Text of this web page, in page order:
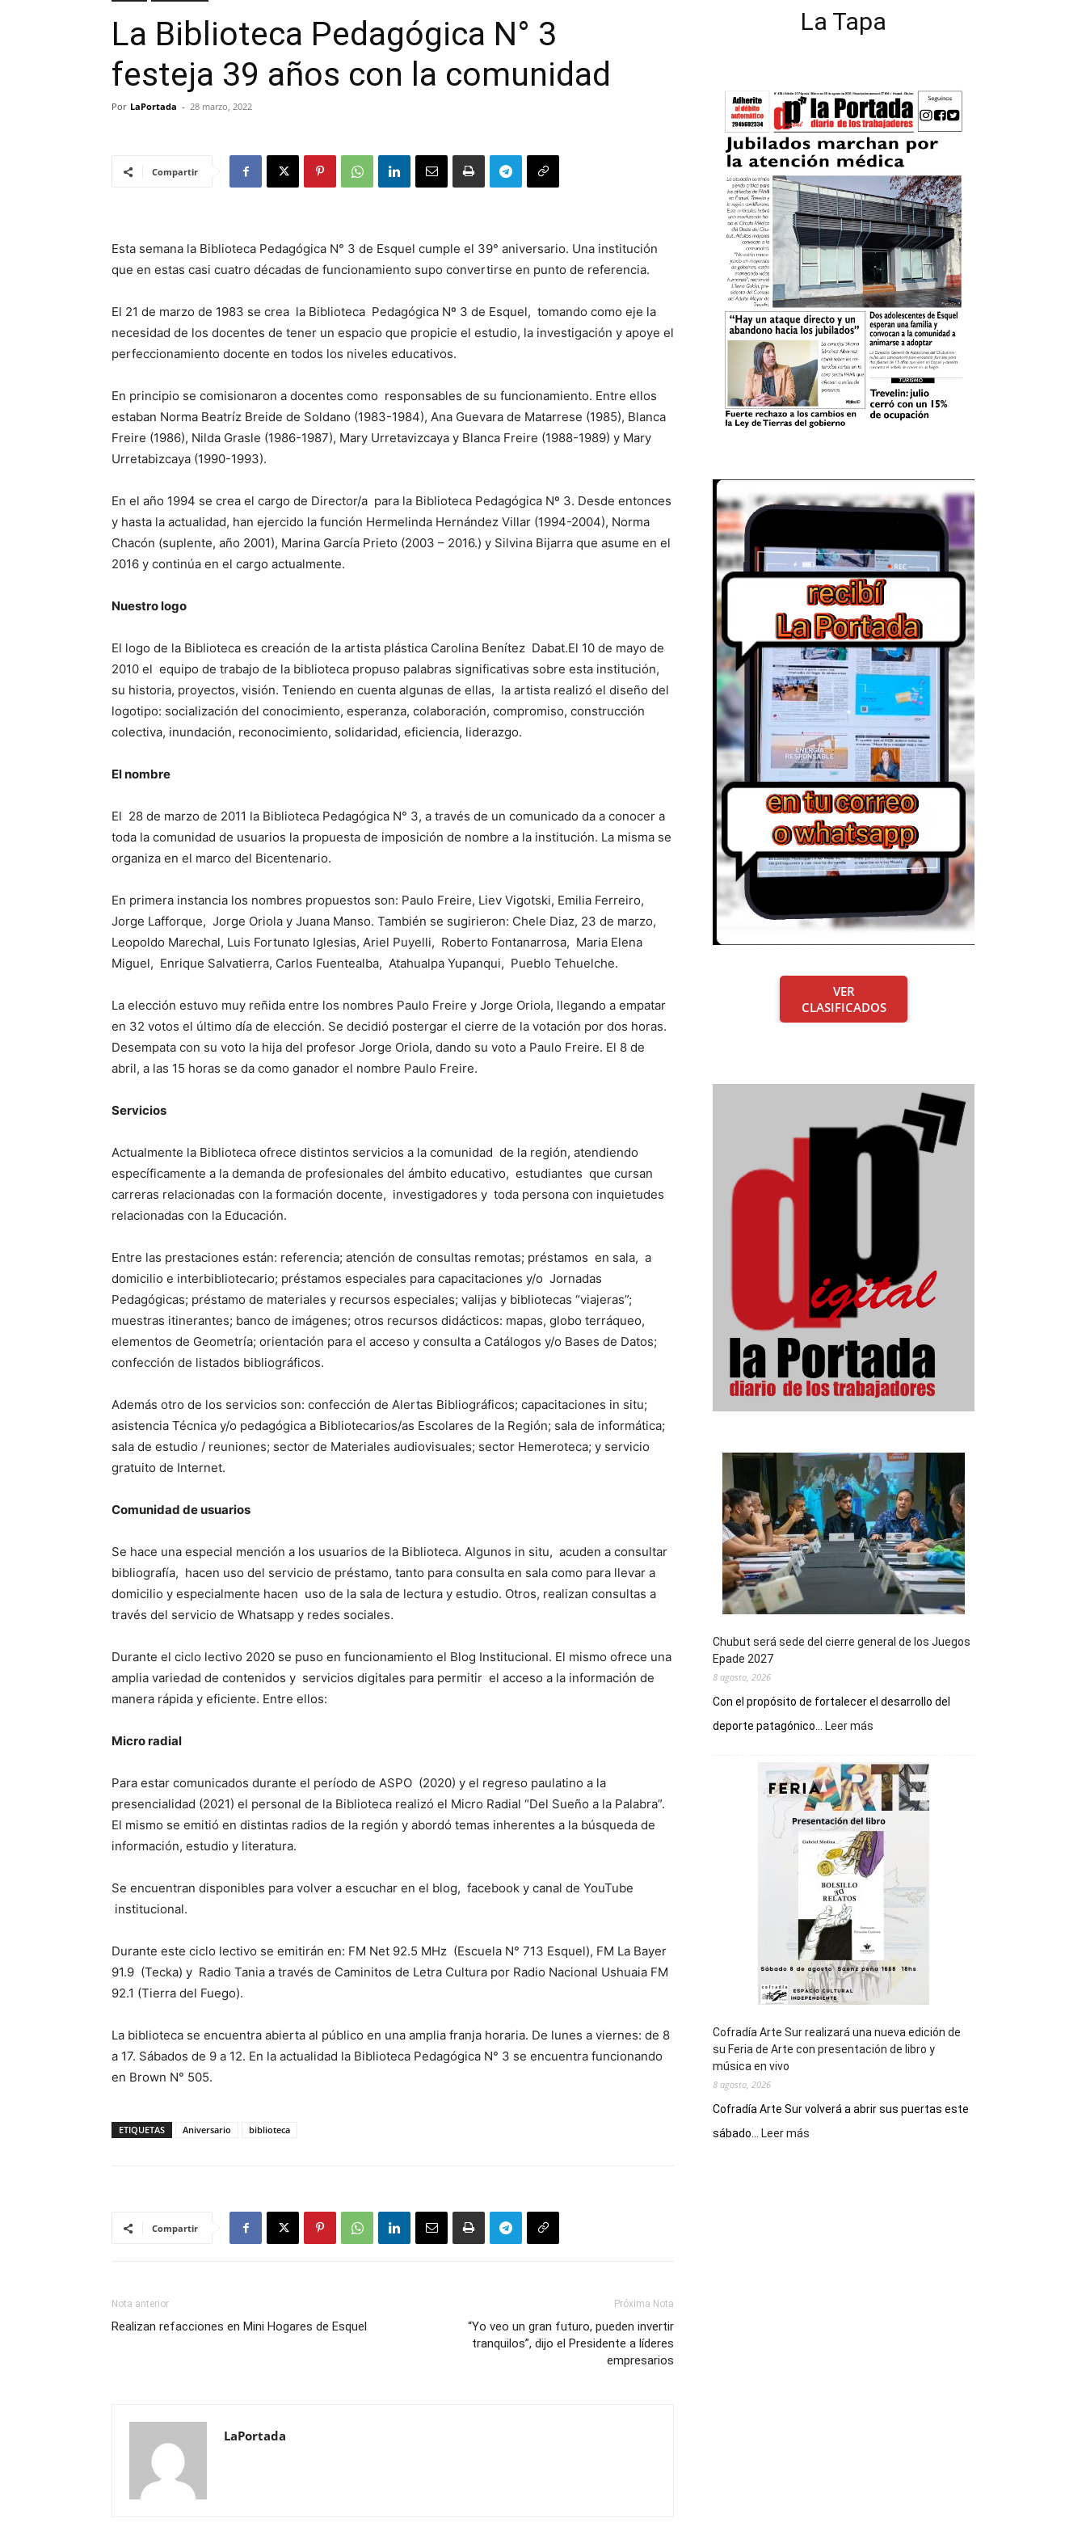
La Biblioteca Pedagógica N° 3
festeja 39 años con la comunidad
Por LaPortada - 28 marzo, 2022
Compartir
Esta semana la Biblioteca Pedagógica N° 3 de Esquel cumple el 39° aniversario. Una institución
que en estas casi cuatro décadas de funcionamiento supo convertirse en punto de referencia.
El 21 de marzo de 1983 se crea la Biblioteca Pedagógica Nº 3 de Esquel, tomando como eje la
necesidad de los docentes de tener un espacio que propicie el estudio, la investigación y apoye el
perfeccionamiento docente en todos los niveles educativos.
En principio se comisionaron a docentes como responsables de su funcionamiento. Entre ellos
estaban Norma Beatríz Breide de Soldano (1983-1984), Ana Guevara de Matarrese (1985), Blanca
Freire (1986), Nilda Grasle (1986-1987), Mary Urretavizcaya y Blanca Freire (1988-1989) y Mary
Urretabizcaya (1990-1993).
En el año 1994 se crea el cargo de Director/a para la Biblioteca Pedagógica Nº 3. Desde entonces
y hasta la actualidad, han ejercido la función Hermelinda Hernández Villar (1994-2004), Norma
Chacón (suplente, año 2001), Marina García Prieto (2003 – 2016.) y Silvina Bijarra que asume en el
2016 y continúa en el cargo actualmente.
Nuestro logo
El logo de la Biblioteca es creación de la artista plástica Carolina Benítez Dabat.El 10 de mayo de
2010 el equipo de trabajo de la biblioteca propuso palabras significativas sobre esta institución,
su historia, proyectos, visión. Teniendo en cuenta algunas de ellas, la artista realizó el diseño del
logotipo: socialización del conocimiento, esperanza, colaboración, compromiso, construcción
colectiva, inundación, reconocimiento, solidaridad, eficiencia, liderazgo.
El nombre
El 28 de marzo de 2011 la Biblioteca Pedagógica N° 3, a través de un comunicado da a conocer a
toda la comunidad de usuarios la propuesta de imposición de nombre a la institución. La misma se
organiza en el marco del Bicentenario.
En primera instancia los nombres propuestos son: Paulo Freire, Liev Vigotski, Emilia Ferreiro,
Jorge Lafforque, Jorge Oriola y Juana Manso. También se sugirieron: Chele Diaz, 23 de marzo,
Leopoldo Marechal, Luis Fortunato Iglesias, Ariel Puyelli, Roberto Fontanarrosa, Maria Elena
Miguel, Enrique Salvatierra, Carlos Fuentealba, Atahualpa Yupanqui, Pueblo Tehuelche.
La elección estuvo muy reñida entre los nombres Paulo Freire y Jorge Oriola, llegando a empatar
en 32 votos el último día de elección. Se decidió postergar el cierre de la votación por dos horas.
Desempata con su voto la hija del profesor Jorge Oriola, dando su voto a Paulo Freire. El 8 de
abril, a las 15 horas se da como ganador el nombre Paulo Freire.
Servicios
Actualmente la Biblioteca ofrece distintos servicios a la comunidad de la región, atendiendo
específicamente a la demanda de profesionales del ámbito educativo, estudiantes que cursan
carreras relacionadas con la formación docente, investigadores y toda persona con inquietudes
relacionadas con la Educación.
Entre las prestaciones están: referencia; atención de consultas remotas; préstamos en sala, a
domicilio e interbibliotecario; préstamos especiales para capacitaciones y/o Jornadas
Pedagógicas; préstamo de materiales y recursos especiales; valijas y bibliotecas “viajeras”;
muestras itinerantes; banco de imágenes; otros recursos didácticos: mapas, globo terráqueo,
elementos de Geometría; orientación para el acceso y consulta a Catálogos y/o Bases de Datos;
confección de listados bibliográficos.
Además otro de los servicios son: confección de Alertas Bibliográficos; capacitaciones in situ;
asistencia Técnica y/o pedagógica a Bibliotecarios/as Escolares de la Región; sala de informática;
sala de estudio / reuniones; sector de Materiales audiovisuales; sector Hemeroteca; y servicio
gratuito de Internet.
Comunidad de usuarios
Se hace una especial mención a los usuarios de la Biblioteca. Algunos in situ, acuden a consultar
bibliografía, hacen uso del servicio de préstamo, tanto para consulta en sala como para llevar a
domicilio y especialmente hacen uso de la sala de lectura y estudio. Otros, realizan consultas a
través del servicio de Whatsapp y redes sociales.
Durante el ciclo lectivo 2020 se puso en funcionamiento el Blog Institucional. El mismo ofrece una
amplia variedad de contenidos y servicios digitales para permitir el acceso a la información de
manera rápida y eficiente. Entre ellos:
Micro radial
Para estar comunicados durante el período de ASPO (2020) y el regreso paulatino a la
presencialidad (2021) el personal de la Biblioteca realizó el Micro Radial “Del Sueño a la Palabra”.
El mismo se emitió en distintas radios de la región y abordó temas inherentes a la búsqueda de
información, estudio y literatura.
Se encuentran disponibles para volver a escuchar en el blog, facebook y canal de YouTube
institucional.
Durante este ciclo lectivo se emitirán en: FM Net 92.5 MHz (Escuela N° 713 Esquel), FM La Bayer
91.9 (Tecka) y Radio Tania a través de Caminitos de Letra Cultura por Radio Nacional Ushuaia FM
92.1 (Tierra del Fuego).
La biblioteca se encuentra abierta al público en una amplia franja horaria. De lunes a viernes: de 8
a 17. Sábados de 9 a 12. En la actualidad la Biblioteca Pedagógica N° 3 se encuentra funcionando
en Brown N° 505.
ETIQUETAS Aniversario biblioteca
Compartir
Nota anterior
Realizan refacciones en Mini Hogares de Esquel
Próxima Nota
“Yo veo un gran futuro, pueden invertir
tranquilos”, dijo el Presidente a líderes
empresarios
LaPortada
La Tapa
VER
CLASIFICADOS
Chubut será sede del cierre general de los Juegos
Epade 2027
8 agosto, 2026
Con el propósito de fortalecer el desarrollo del
deporte patagónico...
Leer más
sede
del
cierre
general
de
los
Juegos
Epade
2027
Cofradía Arte Sur realizará una nueva edición de
su Feria de Arte con presentación de libro y
música en vivo
8 agosto, 2026
Cofradía Arte Sur volverá a abrir sus puertas este
sábado...
Leer más